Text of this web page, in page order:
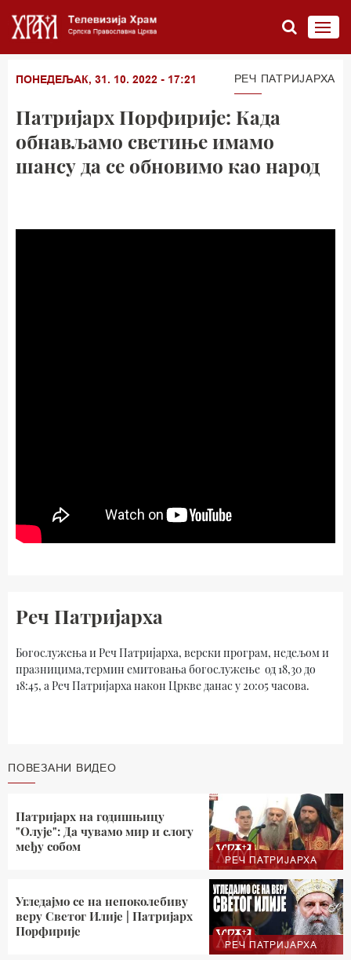
ПОНЕДЕЉАК, 31. 10. 2022 - 17:21 РЕЧ ПАТРИЈАРХА
Патријарх Порфирије: Када
обнављамо светиње имамо
шансу да се обновимо као народ
Реч Патријарха
Богослужења и Реч Патријарха, верски програм, недељом и
празницима,термин емитовања богослужење од 18,30 до
18:45, а Реч Патријарха након Цркве данас у 20:05 часова.
ПОВЕЗАНИ ВИДЕО
РЕЧ ПАТРИЈАРХА
Патријарх на годишњицу
"Олује": Да чувамо мир и слогу
међу собом
РЕЧ ПАТРИЈАРХА
Угледајмо се на непоколебиву
веру Светог Илије | Патријарх
Порфирије